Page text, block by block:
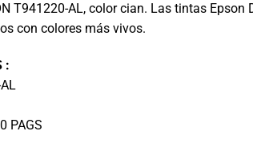
T941220-AL, color cian. Las tintas
con colores más vivos.
:
PAGS